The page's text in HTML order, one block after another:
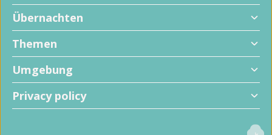
Übernachten
Themen
Umgebung
Privacy policy